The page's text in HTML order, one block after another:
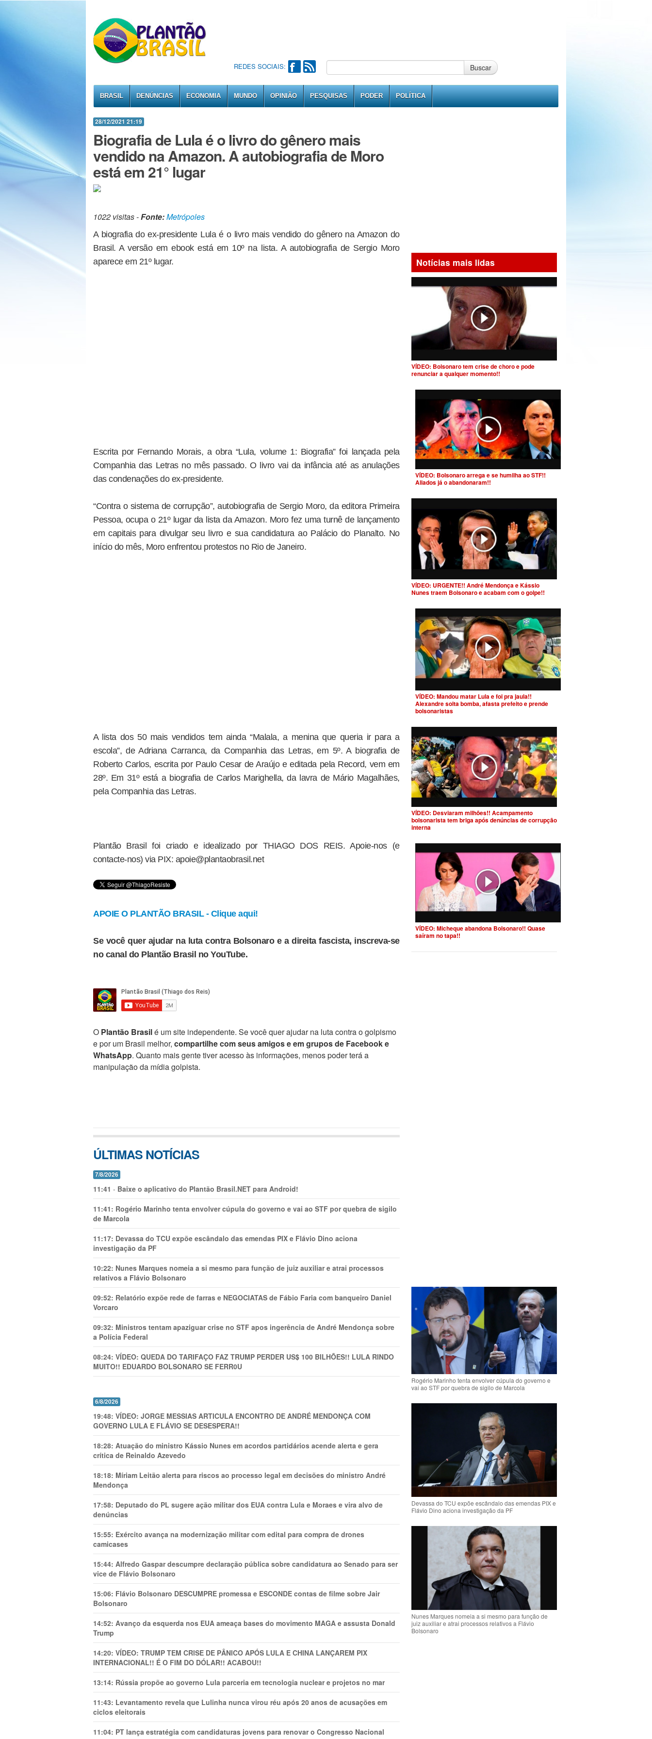
REDES SOCIAIS: Buscar
BRASIL DENÚNCIAS ECONOMIA MUNDO OPINIÃO PESQUISAS PODER POLÍTICA
28/12/2021 21:19
Biografia de Lula é o livro do gênero mais
vendido na Amazon. A autobiografia de Moro
está em 21° lugar
1022 visitas -Fonte:Metrópoles
A biografia do ex-presidente Lula é o livro mais vendido do gênero na Amazon do
Brasil. A versão em ebook está em 10º na lista. A autobiografia de Sergio Moro
aparece em 21º lugar.
Escrita por Fernando Morais, a obra “Lula, volume 1: Biografia” foi lançada pela
Companhia das Letras no mês passado. O livro vai da infância até as anulações
das condenações do ex-presidente.
“Contra o sistema de corrupção”, autobiografia de Sergio Moro, da editora Primeira
Pessoa, ocupa o 21º lugar da lista da Amazon. Moro fez uma turnê de lançamento
em capitais para divulgar seu livro e sua candidatura ao Palácio do Planalto. No
início do mês, Moro enfrentou protestos no Rio de Janeiro.
A lista dos 50 mais vendidos tem ainda “Malala, a menina que queria ir para a
escola”, de Adriana Carranca, da Companhia das Letras, em 5º. A biografia de
Roberto Carlos, escrita por Paulo Cesar de Araújo e editada pela Record, vem em
28º. Em 31º está a biografia de Carlos Marighella, da lavra de Mário Magalhães,
pela Companhia das Letras.
Plantão Brasil foi criado e idealizado por THIAGO DOS REIS. Apoie-nos (e
contacte-nos) via PIX: apoie@plantaobrasil.net
APOIE O PLANTÃO BRASIL - Clique aqui!
Se você quer ajudar na luta contra Bolsonaro e a direita fascista, inscreva-se
no canal do Plantão Brasil no YouTube.
O Plantão Brasilé um site independente. Se você quer ajudar na luta contra o golpismo
e por um Brasil melhor, compartilhe com seus amigos e em grupos de Facebook e
WhatsApp. Quanto mais gente tiver acesso às informações, menos poder terá a
manipulação da mídia golpista.
ÚLTIMAS NOTÍCIAS
7/8/2026
11:41 - Baixe o aplicativo do Plantão Brasil.NET para Android!
11:41: Rogério Marinho tenta envolver cúpula do governo e vai ao STF por quebra de sigilo
de Marcola
11:17: Devassa do TCU expõe escândalo das emendas PIX e Flávio Dino aciona
investigação da PF
10:22: Nunes Marques nomeia a si mesmo para função de juiz auxiliar e atrai processos
relativos a Flávio Bolsonaro
09:52: Relatório expõe rede de farras e NEGOCIATAS de Fábio Faria com banqueiro Daniel
Vorcaro
09:32: Ministros tentam apaziguar crise no STF apos ingerência de André Mendonça sobre
a Polícia Federal
08:24: VÍDEO: QUEDA DO TARIFAÇO FAZ TRUMP PERDER US$ 100 BILHÕES!! LULA RINDO
MUITO!! EDUARDO BOLSONARO SE FERR0U
6/8/2026
19:48: VÍDEO: JORGE MESSIAS ARTICULA ENCONTRO DE ANDRÉ MENDONÇA COM
GOVERNO LULA E FLÁVIO SE DESESPERA!!
18:28: Atuação do ministro Kássio Nunes em acordos partidários acende alerta e gera
crítica de Reinaldo Azevedo
18:18: Míriam Leitão alerta para riscos ao processo legal em decisões do ministro André
Mendonça
17:58: Deputado do PL sugere ação militar dos EUA contra Lula e Moraes e vira alvo de
denúncias
15:55: Exército avança na modernização militar com edital para compra de drones
camicases
15:44: Alfredo Gaspar descumpre declaração pública sobre candidatura ao Senado para ser
vice de Flávio Bolsonaro
15:06: Flávio Bolsonaro DESCUMPRE promessa e ESCONDE contas de filme sobre Jair
Bolsonaro
14:52: Avanço da esquerda nos EUA ameaça bases do movimento MAGA e assusta Donald
Trump
14:20: VÍDEO: TRUMP TEM CRlSE DE PÂNlCO APÓS LULA E CHINA LANÇAREM PIX
INTERNACIONAL!! É O FIM DO DÓLAR!! ACABOU!!
13:14: Rússia propõe ao governo Lula parceria em tecnologia nuclear e projetos no mar
11:43: Levantamento revela que Lulinha nunca virou réu após 20 anos de acusações em
ciclos eleitorais
11:04: PT lança estratégia com candidaturas jovens para renovar o Congresso Nacional
Notícias mais lidas
VÍDEO: Bolsonaro tem crise de choro e pode
renunciar a qualquer momento!!
VÍDEO: Bolsonaro arrega e se humilha ao STF!!
Aliados já o abandonaram!!
VÍDEO: URGENTE!! André Mendonça e Kássio
Nunes traem Bolsonaro e acabam com o golpe!!
VÍDEO: Mandou matar Lula e foi pra jaula!!
Alexandre solta bomba, afasta prefeito e prende
bolsonaristas
VÍDEO: Desviaram milhões!! Acampamento
bolsonarista tem briga após denúncias de corrupção
interna
VÍDEO: Micheque abandona Bolsonaro!! Quase
saíram no tapa!!
Rogério Marinho tenta envolver cúpula do governo e
vai ao STF por quebra de sigilo de Marcola
Devassa do TCU expõe escândalo das emendas PIX e
Flávio Dino aciona investigação da PF
Nunes Marques nomeia a si mesmo para função de
juiz auxiliar e atrai processos relativos a Flávio
Bolsonaro